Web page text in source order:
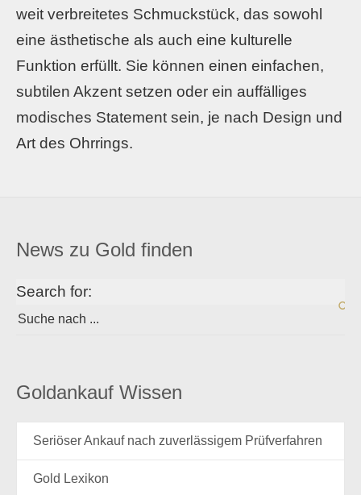
weit verbreitetes Schmuckstück, das sowohl
eine ästhetische als auch eine kulturelle
Funktion erfüllt. Sie können einen einfachen,
subtilen Akzent setzen oder ein auffälliges
modisches Statement sein, je nach Design und
Art des Ohrrings.
News zu Gold finden
Search for:
Goldankauf Wissen
Seriöser Ankauf nach zuverlässigem Prüfverfahren
Gold Lexikon